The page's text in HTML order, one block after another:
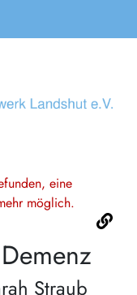
eine
möglich.
Straub